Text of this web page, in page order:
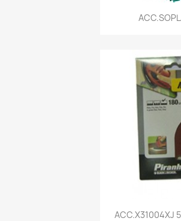
Vista
Vista
ACC.X31004XJ